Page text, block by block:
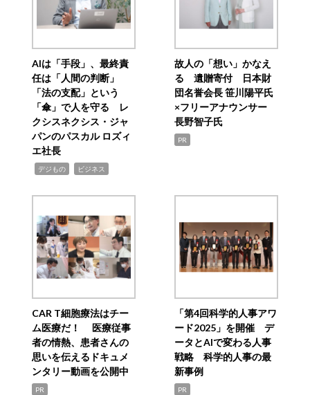
AIは「手段」、最終責
任は「人間の判断」
「法の支配」という
「傘」で人を守る レ
クシスネクシス・ジャ
パンのパスカル ロズィ
エ社長
デジもの ビジネス
故人の「想い」かなえ
る 遺贈寄付 日本財
団名誉会長 笹川陽平氏
×フリーアナウンサー
長野智子氏
PR
CAR T細胞療法はチー
ム医療だ！ 医療従事
者の情熱、患者さんの
思いを伝えるドキュメ
ンタリー動画を公開中
PR
「第4回科学的人事アワ
ード2025」を開催 デ
ータとAIで変わる人事
戦略 科学的人事の最
新事例
PR